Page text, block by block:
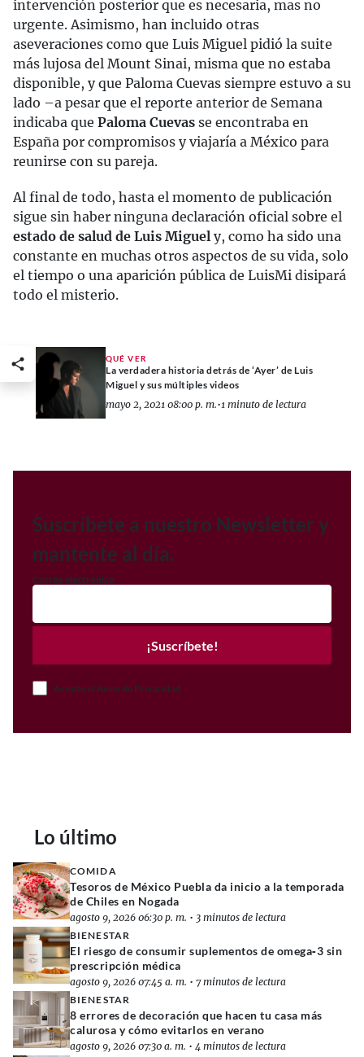
intervención posterior que es necesaria, mas no
urgente. Asimismo, han incluido otras
aseveraciones como que Luis Miguel pidió la suite
más lujosa del Mount Sinai, misma que no estaba
disponible, y que Paloma Cuevas siempre estuvo a su
lado –a pesar que el reporte anterior de Semana
indicaba que Paloma Cuevas se encontraba en
España por compromisos y viajaría a México para
reunirse con su pareja.
Al final de todo, hasta el momento de publicación
sigue sin haber ninguna declaración oficial sobre el
estado de salud de Luis Miguel y, como ha sido una
constante en muchas otros aspectos de su vida, solo
el tiempo o una aparición pública de LuisMi disipará
todo el misterio.
QUÉ VER
La verdadera historia detrás de ‘Ayer’ de Luis
Miguel y sus múltiples videos
mayo 2, 2021 08:00 p. m.•1 minuto de lectura
Suscríbete a nuestro Newsletter y
mantente al día.
Correo electrónico
¡Suscríbete!
Acepto el Aviso de Privacidad
Lo último
COMIDA
Tesoros de México Puebla da inicio a la temporada
de Chiles en Nogada
agosto 9, 2026 06:30 p. m. • 3 minutos de lectura
BIENESTAR
El riesgo de consumir suplementos de omega‑3 sin
prescripción médica
agosto 9, 2026 07:45 a. m. • 7 minutos de lectura
BIENESTAR
8 errores de decoración que hacen tu casa más
calurosa y cómo evitarlos en verano
agosto 9, 2026 07:30 a. m. • 4 minutos de lectura